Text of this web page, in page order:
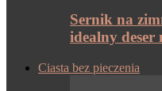
Sernik na
idealny
Ciasta bez pieczenia